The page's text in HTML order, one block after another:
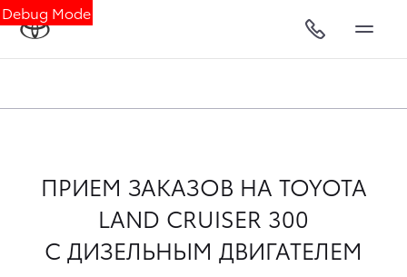
Debug Mode
ПРИЕМ ЗАКАЗОВ НА TOYOTA
LAND CRUISER 300
C ДИЗЕЛЬНЫМ ДВИГАТЕЛЕМ